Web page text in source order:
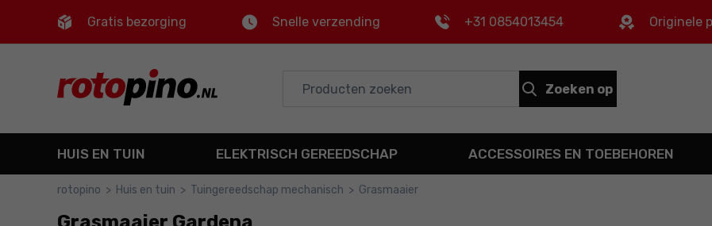
Control M
Hoofdmenu
Voettekst
Gratis bezorging Snelle verzending +31 0854013454 Originele
Zoeken op
HUIS EN TUIN ELEKTRISCH GEREEDSCHAP ACCESSOIRES EN TOEBEHOREN
rotopino > Huis en tuin > Tuingereedschap mechanisch > Grasmaaier